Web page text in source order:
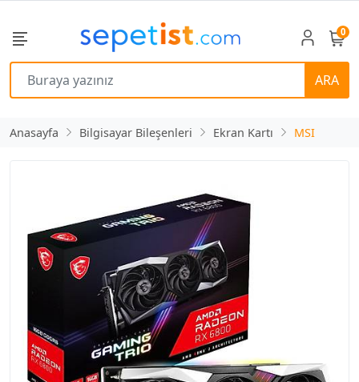
ARA
0
Anasayfa Bilgisayar Bileşenleri Ekran Kartı MSI